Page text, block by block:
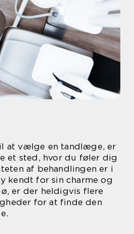
at vælge en tandlæge, er
et sted, hvor du føler dig
af behandlingen er i
kendt for sin charme og
er der heldigvis flere
for at finde den